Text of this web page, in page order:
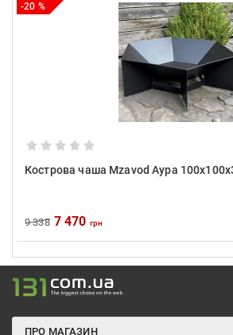
-20 %
Кострова чаша Mzavod Аура
9 338 7 470 грн
ПРО МАГАЗИН